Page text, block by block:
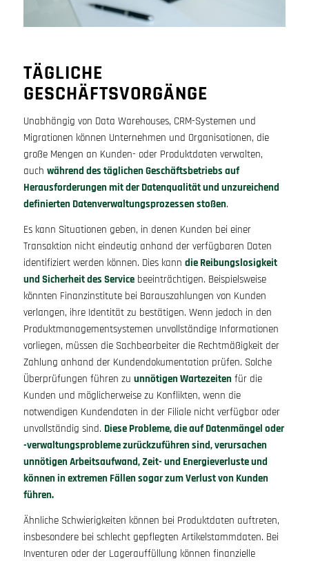
TÄGLICHE
GESCHÄFTSVORGÄNGE
Unabhängig von Data Warehouses, CRM-Systemen und
Migrationen können Unternehmen und Organisationen, die
große Mengen an Kunden- oder Produktdaten verwalten,
auch während des täglichen Geschäftsbetriebs auf
Herausforderungen mit der Datenqualität und unzureichend
definierten Datenverwaltungsprozessen stoßen.
Es kann Situationen geben, in denen Kunden bei einer
Transaktion nicht eindeutig anhand der verfügbaren Daten
identifiziert werden können. Dies kann die Reibungslosigkeit
und Sicherheit des Servicebeeinträchtigen. Beispielsweise
könnten Finanzinstitute bei Barauszahlungen von Kunden
verlangen, ihre Identität zu bestätigen. Wenn jedoch in den
Produktmanagementsystemen unvollständige Informationen
vorliegen, müssen die Sachbearbeiter die Rechtmäßigkeit der
Zahlung anhand der Kundendokumentation prüfen. Solche
Überprüfungen führen zu unnötigen Wartezeitenfür die
Kunden und möglicherweise zu Konflikten, wenn die
notwendigen Kundendaten in der Filiale nicht verfügbar oder
unvollständig sind. Diese Probleme, die auf Datenmängel oder
-verwaltungsprobleme zurückzuführen sind, verursachen
unnötigen Arbeitsaufwand, Zeit- und Energieverluste und
können in extremen Fällen sogar zum Verlust von Kunden
führen.
Ähnliche Schwierigkeiten können bei Produktdaten auftreten,
insbesondere bei schlecht gepflegten Artikelstammdaten. Bei
Inventuren oder der Lagerauffüllung können finanzielle